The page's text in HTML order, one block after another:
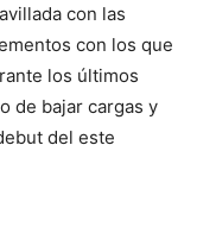
con las
con los que
los últimos
de bajar cargas y
del este